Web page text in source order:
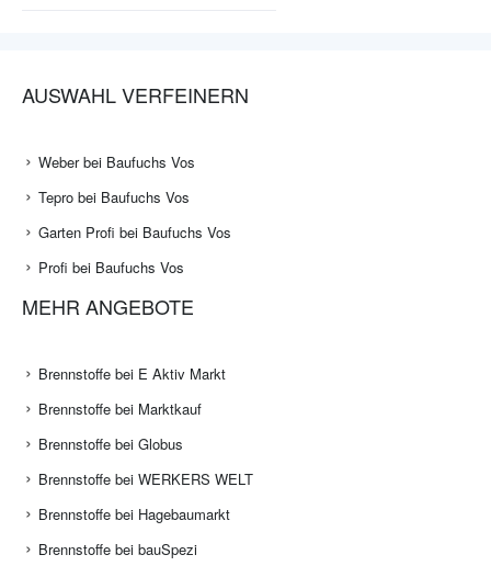
AUSWAHL VERFEINERN
Weber bei Baufuchs Vos
Tepro bei Baufuchs Vos
Garten Profi bei Baufuchs Vos
Profi bei Baufuchs Vos
MEHR ANGEBOTE
Brennstoffe bei E Aktiv Markt
Brennstoffe bei Marktkauf
Brennstoffe bei Globus
Brennstoffe bei WERKERS WELT
Brennstoffe bei Hagebaumarkt
Brennstoffe bei bauSpezi